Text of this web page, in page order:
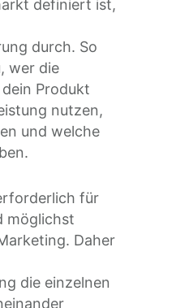
definiert ist,
durch. So
wer die
Produkt
nutzen,
und welche
für
möglichst
Daher
die einzelnen